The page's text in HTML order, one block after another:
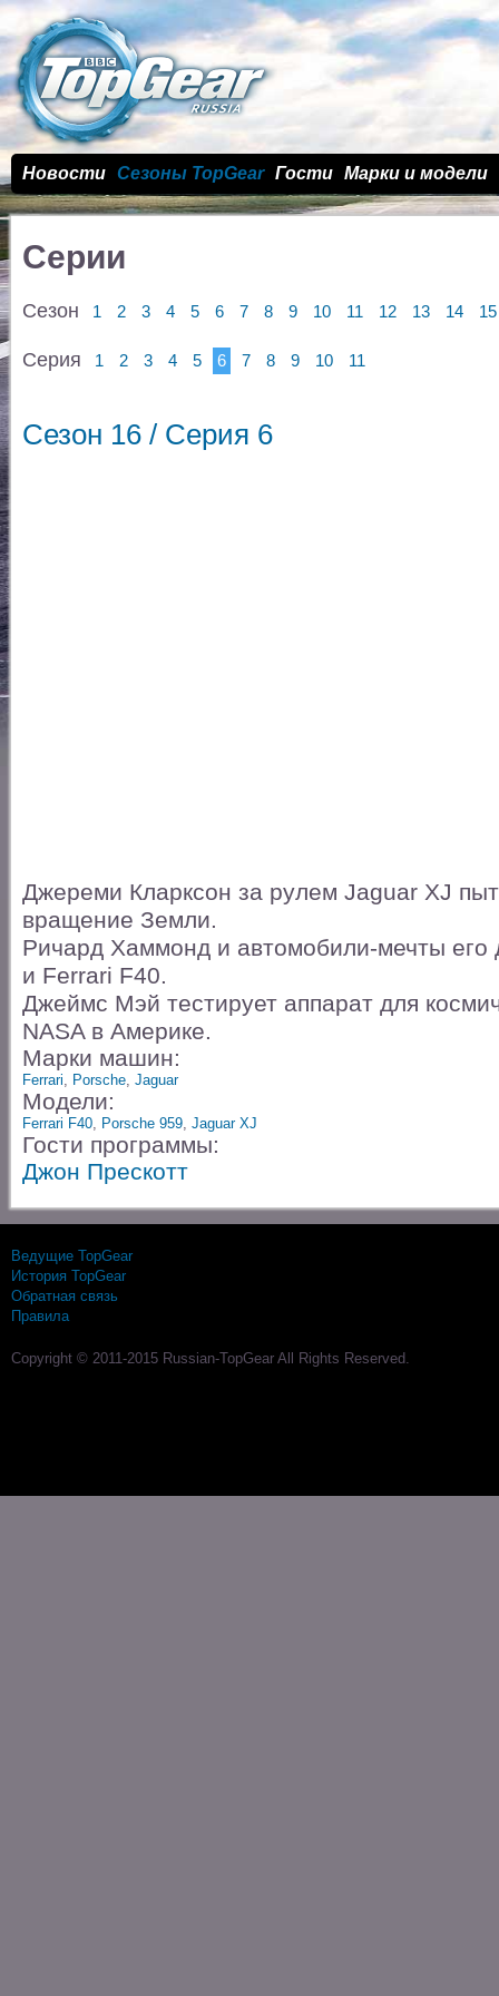
Новости Сезоны TopGear Гости Марки и модели
Серии
Сезон 1 2 3 4 5 6 7 8 9 10 11 12 13 14 15
Серия 1 2 3 4 5 6 7 8 9 10 11
Сезон 16 / Cерия 6
Джереми Кларксон за рулем Jaguar XJ
вращение Земли.
Ричард Хаммонд и автомобили-мечты его
и Ferrari F40.
Джеймс Мэй тестирует аппарат для
NASA в Америке.
Марки машин:
Ferrari, Porsche, Jaguar
Модели:
Ferrari F40, Porsche 959, Jaguar XJ
Гости программы:
Джон Прескотт
Ведущие TopGear
История TopGear
Обратная связь
Правила
Copyright © 2011-2015 Russian-TopGear All Rights Reserved.